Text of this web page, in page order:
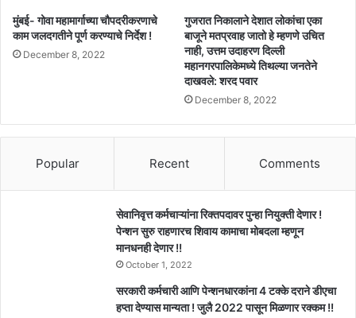
मुंबई- गोवा महामार्गाच्या चौपदरीकरणाचे
काम जलदगतीने पूर्ण करण्याचे निर्देश !
December 8, 2022
गुजरात निकालाने देशात लोकांचा एका
बाजूने मतप्रवाह जातो हे म्हणणे उचित
नाही, उत्तम उदाहरण दिल्ली
महानगरपालिकेमध्ये तिथल्या जनतेने
दाखवले: शरद पवार
December 8, 2022
Popular Recent Comments
सेवानिवृत्त कर्मचाऱ्यांना रिक्तपदावर पुन्हा नियुक्ती देणार !
पेन्शन सुरु राहणारच शिवाय कामाचा मोबदला म्हणून
मानधनही देणार !!
October 1, 2022
सरकारी कर्मचारी आणि पेन्शनधारकांना 4 टक्के दराने डीएचा
हप्ता देण्यास मान्यता ! जुलै 2022 पासून मिळणार रक्कम !!